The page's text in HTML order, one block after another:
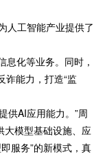
人工智能产业提供了
化等业务。同时，
诈能力，打造“监
供AI应用能力。”周
大模型基础设施、应
服务”的新模式，真